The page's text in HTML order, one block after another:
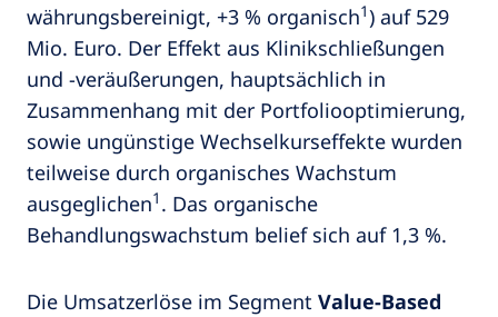
währungsbereinigt, +3 % organisch1) auf 529
Mio. Euro. Der Effekt aus Klinikschließungen
und -veräußerungen, hauptsächlich in
Zusammenhang mit der Portfoliooptimierung,
sowie ungünstige Wechselkurseffekte wurden
teilweise durch organisches Wachstum
ausgeglichen1 . Das organische
Behandlungswachstum belief sich auf 1,3 %.
Die Umsatzerlöse im Segment Value-Based